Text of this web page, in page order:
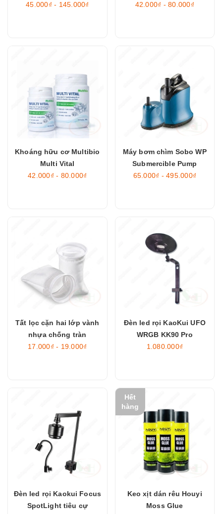
45.000₫ - 145.000₫
42.000₫ - 80.000₫
Khoáng hữu cơ Multibio
Multi Vital
42.000₫ - 80.000₫
Máy bơm chìm Sobo WP
Submercible Pump
65.000₫ - 495.000₫
Tất lọc cặn hai lớp vành
nhựa chống tràn
17.000₫ - 19.000₫
Đèn led rọi KaoKui UFO
WRGB KK90 Pro
1.080.000₫
Đèn led rọi Kaokui Focus
SpotLight tiêu cự
Hết
hàng
Keo xịt dán rêu Houyi
Moss Glue